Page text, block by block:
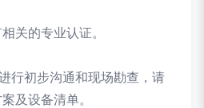
关的专业认证。
行初步沟通和现场勘查，请
及设备清单。